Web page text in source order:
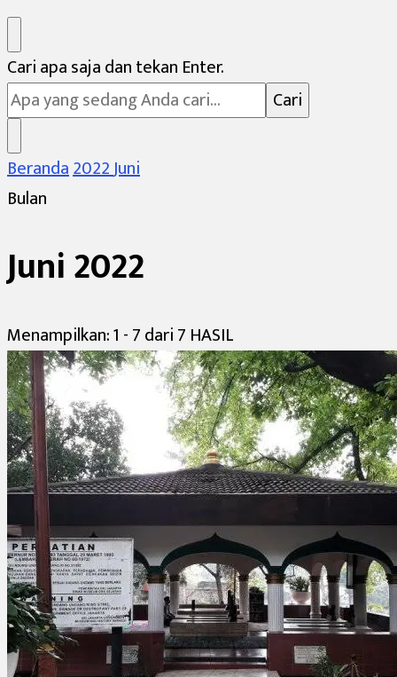
Mencari
Sesuatu?
Cari apa saja dan tekan Enter.
Beranda2022Juni
Bulan
Juni 2022
Menampilkan: 1 - 7 dari 7 HASIL